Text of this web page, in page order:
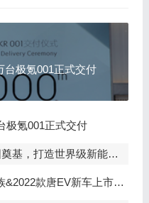
”再创纪录 第2万台极氪001正式交付
极氪001正式交付
世界级新能源智能汽车集群
EV新车上市发布会，敬请期待！